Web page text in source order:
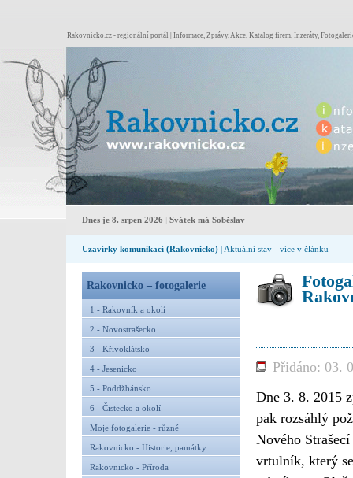
Rakovnicko.cz - regionální portál | Informace, Zprávy, Akce, Katalog firem, Inzeráty,
Dnes je 8. srpen 2026 Svátek má Soběslav
Uzavírky komunikací (Rakovnicko) | Aktuální stav - více v článku
Rakovnicko – fotogalerie
1 - Rakovník a okolí
2 - Novostrašecko
3 - Křivoklátsko
4 - Jesenicko
5 - Poddžbánsko
6 - Čistecko a okolí
Moje fotogalerie - různé
Rakovnicko - Historie, památky
Rakovnicko - Příroda
Přidáno: 03.
Dne 3. 8. 2015
pak rozsáhlý
Nového
vrtulník, který